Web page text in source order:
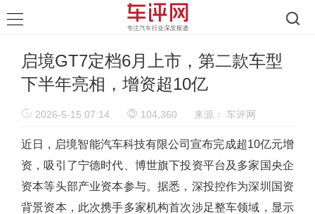
启境GT7定档6月上市，第二款车型
下半年亮相，增资超10亿
2026-5-15 07:14 104,360 来源： 车评网
近日，启境智能汽车科技有限公司宣布完成超10亿元增
资，吸引了宁德时代、博世旗下投资平台及多家国央企
资本等头部产业资本参与。据悉，深投控作为深圳国资
背景资本，此次携手多家机构首次涉足整车领域，显示